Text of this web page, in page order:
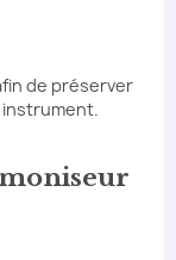
de préserver
instrument.